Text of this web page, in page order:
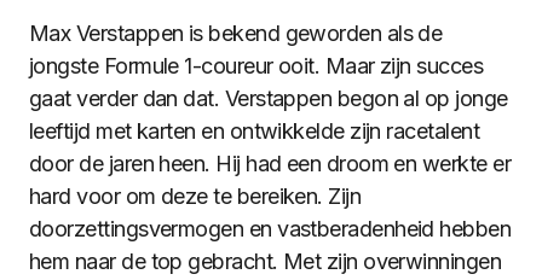
Max Verstappen is bekend geworden als de
jongste Formule 1-coureur ooit. Maar zijn succes
gaat verder dan dat. Verstappen begon al op jonge
leeftijd met karten en ontwikkelde zijn racetalent
door de jaren heen. Hij had een droom en werkte er
hard voor om deze te bereiken. Zijn
doorzettingsvermogen en vastberadenheid hebben
hem naar de top gebracht. Met zijn overwinningen